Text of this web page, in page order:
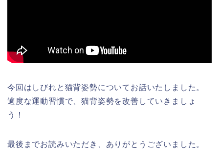
今回はしびれと猫背姿勢についてお話いたしました。
適度な運動習慣で、猫背姿勢を改善していきましょ
う！
最後までお読みいただき、ありがとうございました。